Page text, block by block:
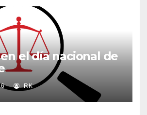
el día nacional de
RK